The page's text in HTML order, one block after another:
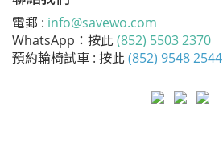
電郵 : info@savewo.com
WhatsApp：按此 (852) 5503 2370
預約輪椅試車 : 按此 (852) 9548 2544